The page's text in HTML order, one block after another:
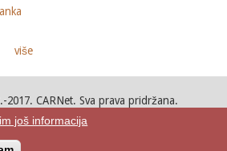
više
CARNet. Sva prava pridržana.
portal-team(at)CARNet.hr
još informacija